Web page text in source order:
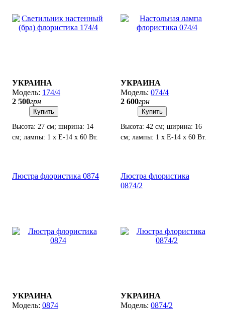
УКРАИНА
174/4
2 500грн
Купить
Высота: 27 см; ширина: 14
см; лампы: 1 х Е-14 х 60 Вт.
УКРАИНА
074/4
2 600грн
Купить
Высота: 42 см; ширина: 16
см; лампы: 1 х Е-14 х 60 Вт.
Люстра флористика 0874
УКРАИНА
0874
Люстра флористика
0874/2
УКРАИНА
0874/2